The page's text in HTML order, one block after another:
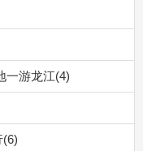
一游龙江(4)